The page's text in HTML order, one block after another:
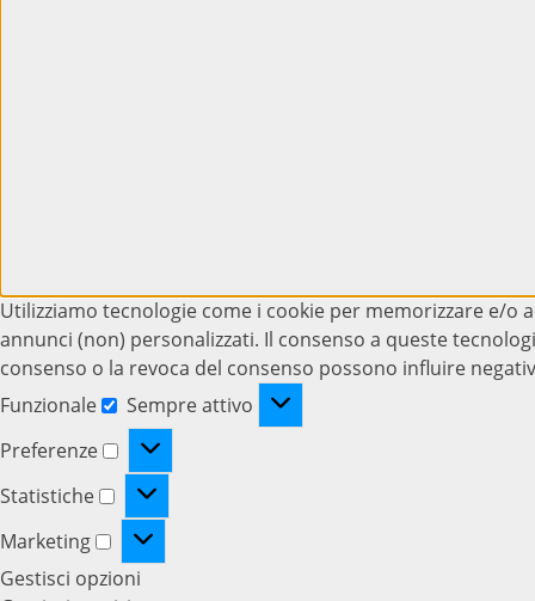
Utilizziamo tecnologie come i cookie per memorizzare e/
annunci (non) personalizzati. Il consenso a queste
consenso o la revoca del consenso possono influire
Funzionale
Funzionale
Sempre attivo
Preferenze
Statistiche
Marketing
Gestisci opzioni